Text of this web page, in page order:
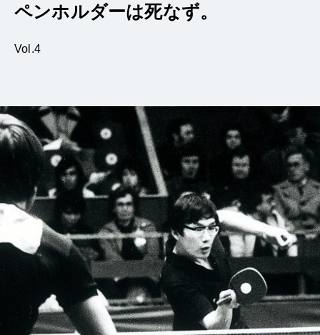
ペンホルダーは死なず。
Vol.4